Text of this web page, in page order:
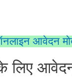
आवेदन
के लिए